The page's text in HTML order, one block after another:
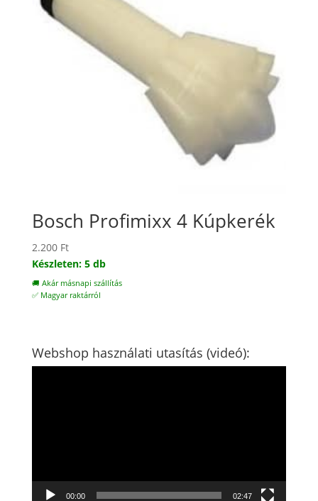
Bosch Profimixx 4 Kúpkerék
2.200 Ft
Készleten: 5 db
🚚 Akár másnapi szállítás
✅ Magyar raktárról
Webshop használati utasítás (videó):
00:00 02:47